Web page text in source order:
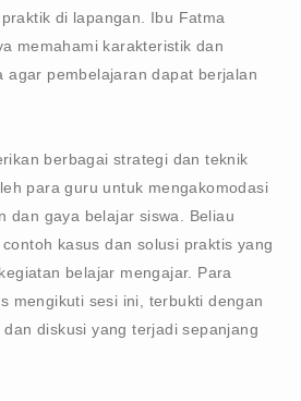
di lapangan. Ibu Fatma
memahami karakteristik dan
agar pembelajaran dapat berjalan
berbagai strategi dan teknik
para guru untuk mengakomodasi
dan gaya belajar siswa. Beliau
kasus dan solusi praktis yang
belajar mengajar. Para
mengikuti sesi ini, terbukti dengan
diskusi yang terjadi sepanjang